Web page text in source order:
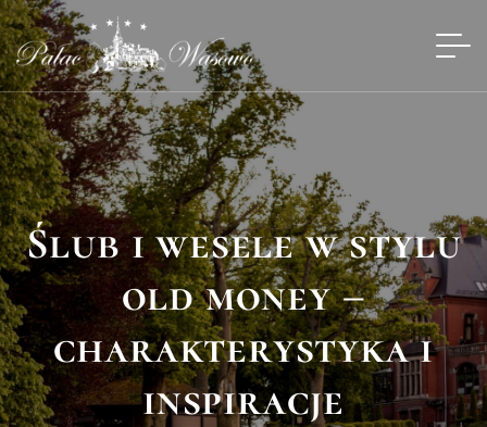
Ślub i wesele w stylu
old money –
charakterystyka i
inspiracje